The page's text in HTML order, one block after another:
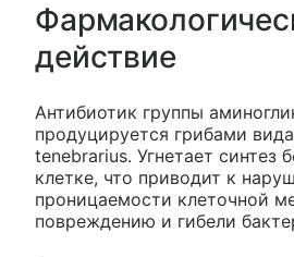
действие
Антибиотик группы
продуцируется грибами
tenebrarius. Угнетает синтез
клетке, что приводит к
проницаемости клеточной
повреждению и гибели